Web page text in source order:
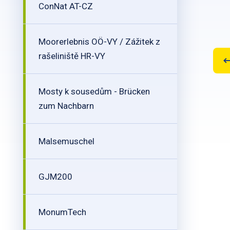
ConNat AT-CZ
Moorerlebnis OÖ-VY / Zážitek z
rašeliniště HR-VY
Mosty k sousedům - Brücken
zum Nachbarn
Malsemuschel
GJM200
MonumTech